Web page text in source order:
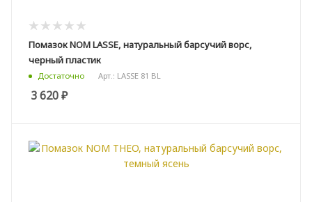
Помазок NOM LASSE, натуральный барсучий ворс,
черный пластик
Достаточно Арт.: LASSE 81 BL
3 620₽